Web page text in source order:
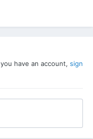
have an account, sign